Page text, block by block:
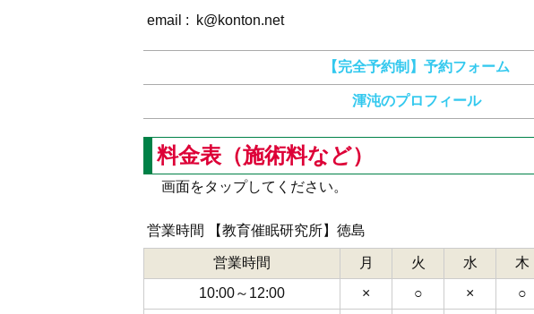
email : k@konton.net
【完全予約制】予約フォーム
渾沌のプロフィール
料金表（施術料など）
画面をタップしてください。
営業時間 【教育催眠研究所】徳島
営業時間 月 火 水 木
10:00～12:00
× ○ × ○